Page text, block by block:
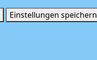
Einstellungen speichern